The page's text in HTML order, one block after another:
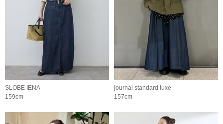
SLOBE IENA
159cm
journal standard luxe
157cm